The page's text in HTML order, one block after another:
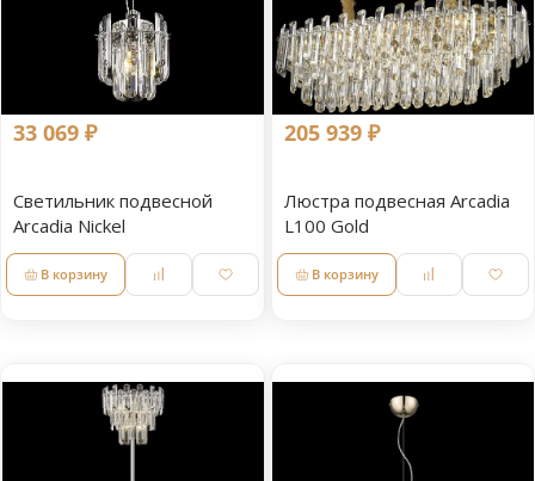
33 069 ₽
Светильник подвесной
Arcadia Nickel
В корзину
205 939 ₽
Люстра подвесная Arcadia
L100 Gold
В корзину